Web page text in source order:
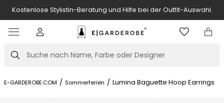
Kostenlose Stylistin-Beratung und Hilfe bei der Outfit-Auswahl.
Suche
E-GARDEROBE.COM / Sommerferien / Lumina Baguette Hoop Earrings